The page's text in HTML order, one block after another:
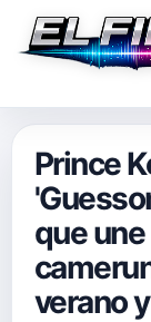
Prince
que
verano